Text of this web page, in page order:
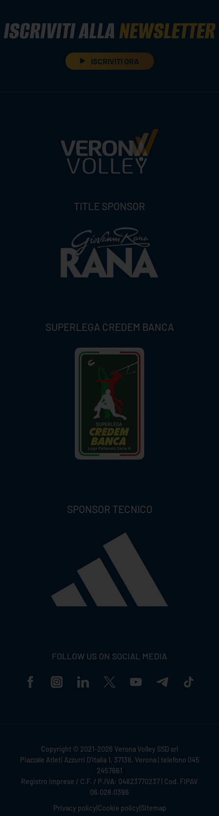
ISCRIVITI ALLANEWSLETTER
ISCRIVITI ORA
TITLE SPONSOR
SUPERLEGA CREDEM BANCA
SPONSOR TECNICO
FOLLOW US ON SOCIAL MEDIA
Copyright © 2021-2026 Verona Volley SSD srl
Piazzale Atleti Azzurri D'Italia 1, 37138, Verona | telefono 045
2457661
Registro imprese / C.F. / P.IVA: 04823770237 | Cod. FIPAV
06.028.0396
Privacy policy Cookie policy Sitemap